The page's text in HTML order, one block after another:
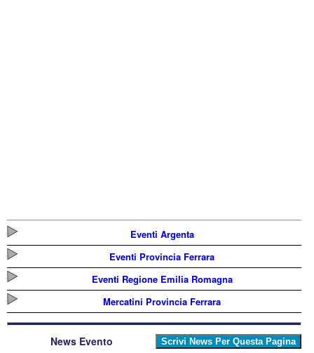
Eventi Argenta
Eventi Provincia Ferrara
Eventi Regione Emilia Romagna
Mercatini Provincia Ferrara
News Evento